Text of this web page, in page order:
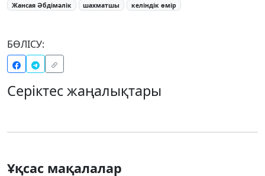
Жансая Әбдімәлік шахматшы келіндік өмір
БӨЛІСУ:
Серіктес жаңалықтары
Ұқсас мақалалар